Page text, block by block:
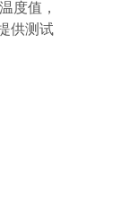
度值，
供测试